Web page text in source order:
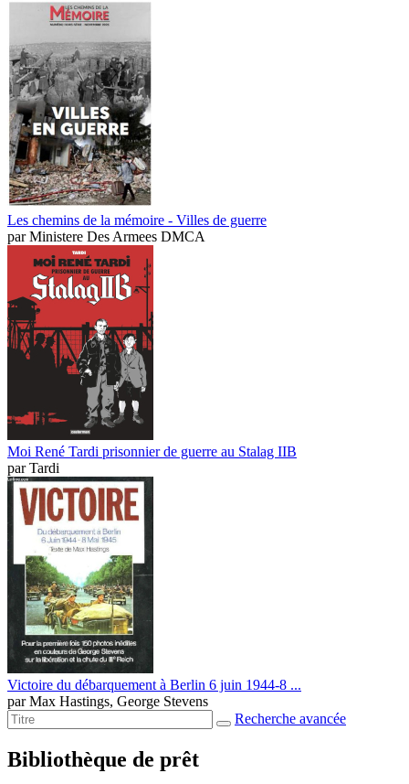
Les chemins de la mémoire - Villes de guerre
parMinistere Des Armees DMCA
Moi René Tardi prisonnier de guerre au Stalag IIB
parTardi
Victoire du débarquement à Berlin 6 juin 1944-8 ...
parMax Hastings, George Stevens
Recherche avancée
Bibliothèque de prêt